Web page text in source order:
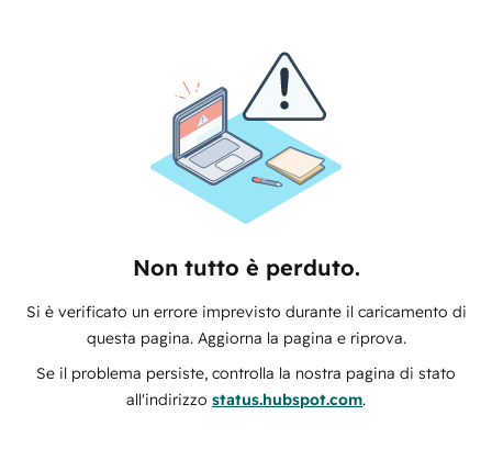
Non tutto è perduto.
Si è verificato un errore imprevisto durante il caricamento di
questa pagina. Aggiorna la pagina e riprova.
Se il problema persiste, controlla la nostra pagina di stato
all'indirizzo status.hubspot.com.